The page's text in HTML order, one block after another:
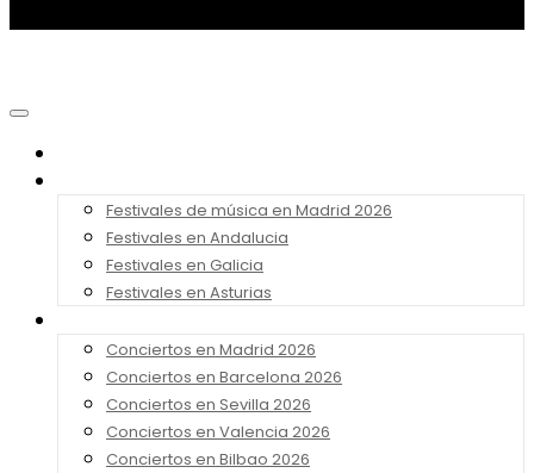
Festivales de música en Madrid 2026
Festivales en Andalucia
Festivales en Galicia
Festivales en Asturias
Conciertos en Madrid 2026
Conciertos en Barcelona 2026
Conciertos en Sevilla 2026
Conciertos en Valencia 2026
Conciertos en Bilbao 2026